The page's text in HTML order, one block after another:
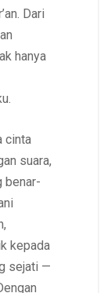
Dari
hanya
cinta
suara,
benar-
kepada
sejati —